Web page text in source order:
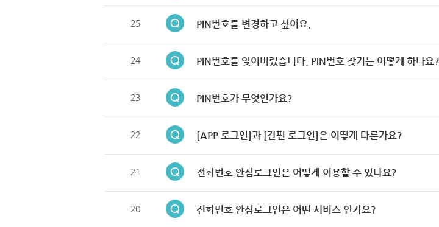
25 PIN번호를 변경하고 싶어요.
24 PIN번호를 잊어버렸습니다. PIN번호 찾기는 어떻게 하나요?
23 PIN번호가 무엇인가요?
22 [APP 로그인]과 [간편 로그인]은 어떻게 다른가요?
21 전화번호 안심로그인은 어떻게 이용할 수 있나요?
20 전화번호 안심로그인은 어떤 서비스 인가요?